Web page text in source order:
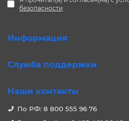
безопасности
Информация
Служба поддержки
Наши контакты
По РФ: 8 800 555 96 76